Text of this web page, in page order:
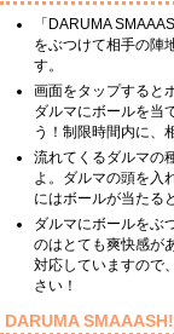
「DARUMA
をぶつけて相手の陣
す。
画面をタップすると
ダルマにボールを当
う！制限時間内に、
流れてくるダルマの
よ。ダルマの頭を入
にはボールが当たる
ダルマにボールをぶ
のはとても爽快感が
対応していますので
さい！
DARUMA